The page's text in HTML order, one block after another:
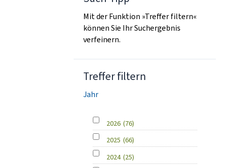
Mit der Funktion »Treffer filtern«
können Sie Ihr Suchergebnis
verfeinern.
Treffer filtern
Jahr
2026 (76)
2025 (66)
2024 (25)